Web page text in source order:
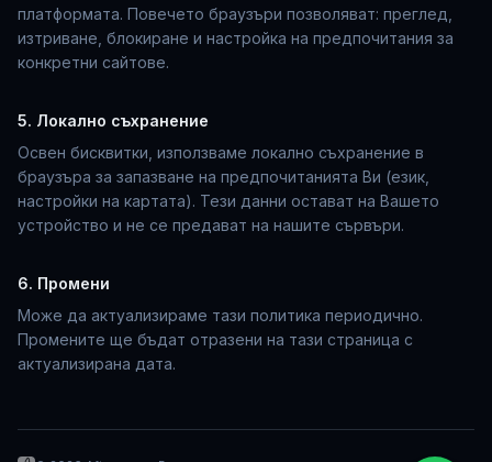
платформата. Повечето браузъри позволяват: преглед,
изтриване, блокиране и настройка на предпочитания за
конкретни сайтове.
5. Локално съхранение
Освен бисквитки, използваме локално съхранение в
браузъра за запазване на предпочитанията Ви (език,
настройки на картата). Тези данни остават на Вашето
устройство и не се предават на нашите сървъри.
6. Промени
Може да актуализираме тази политика периодично.
Промените ще бъдат отразени на тази страница с
актуализирана дата.